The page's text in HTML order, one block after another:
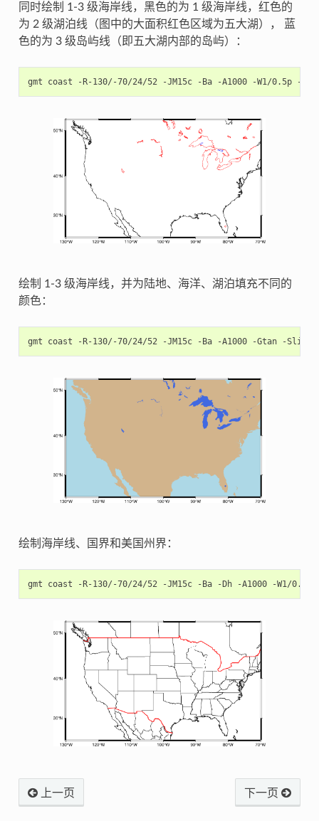
同时绘制 1-3 级海岸线，黑色的为 1 级海岸线，红色的
为 2 级湖泊线（图中的大面积红色区域为五大湖）， 蓝
色的为 3 级岛屿线（即五大湖内部的岛屿）：
gmt coast -R-130/-70/24/52 -JM15c -Ba -A1000 -W1/0.5p -
绘制 1-3 级海岸线，并为陆地、海洋、湖泊填充不同的
颜色：
gmt coast -R-130/-70/24/52 -JM15c -Ba -A1000 -Gtan -
绘制海岸线、国界和美国州界：
gmt coast -R-130/-70/24/52 -JM15c -Ba -Dh -A1000 -W1/0.5p
上一页 下一页